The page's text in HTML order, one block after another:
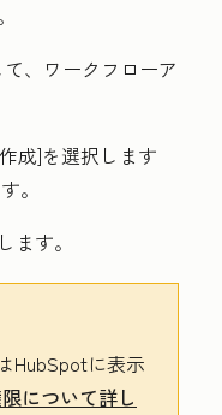
、ワークフローア
成]を選択します
。
す。
HubSpotに表示
について詳し